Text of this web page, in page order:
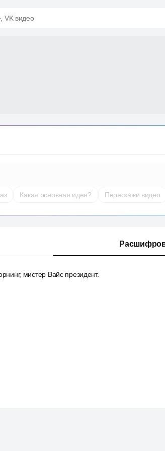
VK видео
Какая основная идея? Перескажи видео
мистер Вайс президент.